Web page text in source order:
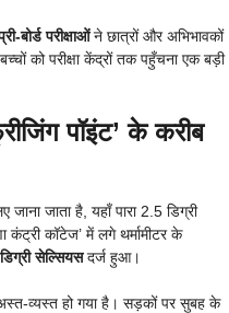
बोर्ड परीक्षाओंने छात्रों और अभिभावकों
को परीक्षा केंद्रों तक पहुँचना एक बड़ी
पॉइंट’ के करीब
जाता है, यहाँ पारा 2.5 डिग्री
कंट्री कॉटेज’ में लगे थर्मामीटर के
सेल्सियसदर्ज हुआ।
व्यस्त हो गया है। सड़कों पर सुबह के